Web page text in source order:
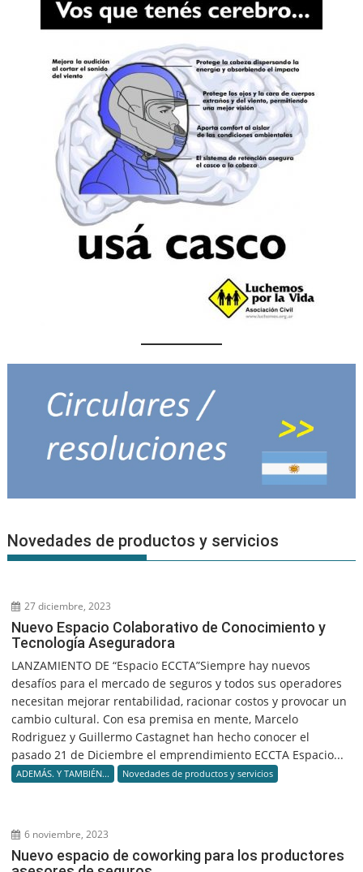
Novedades de productos y servicios
27 diciembre, 2023
Nuevo Espacio Colaborativo de Conocimiento y
Tecnología Aseguradora
LANZAMIENTO DE “Espacio ECCTA”Siempre hay nuevos
desafíos para el mercado de seguros y todos sus operadores
necesitan mejorar rentabilidad, racionar costos y provocar un
cambio cultural. Con esa premisa en mente, Marcelo
Rodriguez y Guillermo Castagnet han hecho conocer el
pasado 21 de Diciembre el emprendimiento ECCTA Espacio...
ADEMÁS. Y TAMBIÉN... Novedades de productos y servicios
6 noviembre, 2023
Nuevo espacio de coworking para los productores